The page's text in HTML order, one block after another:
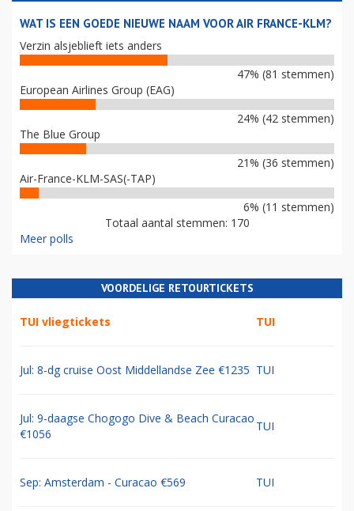
WAT IS EEN GOEDE NIEUWE NAAM VOOR AIR FRANCE-KLM?
Verzin alsjeblieft iets anders
47% (81 stemmen)
European Airlines Group (EAG)
24% (42 stemmen)
The Blue Group
21% (36 stemmen)
Air-France-KLM-SAS(-TAP)
6% (11 stemmen)
Totaal aantal stemmen: 170
Meer polls
VOORDELIGE RETOURTICKETS
TUI vliegtickets TUI
Jul: 8-dg cruise Oost Middellandse Zee €1235 TUI
Jul: 9-daagse Chogogo Dive & Beach Curacao
€1056
TUI
Sep: Amsterdam - Curacao €569 TUI